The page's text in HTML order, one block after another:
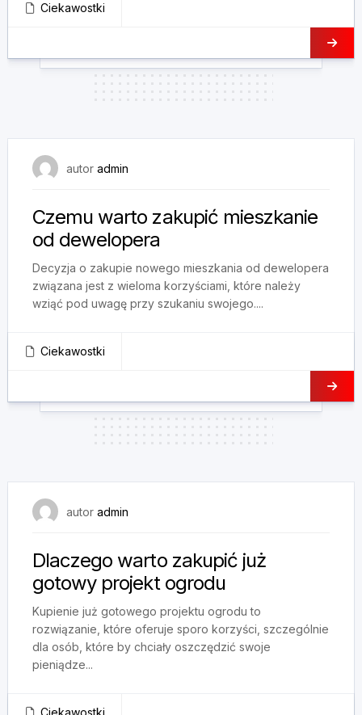
Ciekawostki
autor admin
Czemu warto zakupić mieszkanie
od dewelopera
Decyzja o zakupie nowego mieszkania od dewelopera
związana jest z wieloma korzyściami, które należy
wziąć pod uwagę przy szukaniu swojego....
Ciekawostki
autor admin
Dlaczego warto zakupić już
gotowy projekt ogrodu
Kupienie już gotowego projektu ogrodu to
rozwiązanie, które oferuje sporo korzyści, szczególnie
dla osób, które by chciały oszczędzić swoje
pieniądze...
Ciekawostki